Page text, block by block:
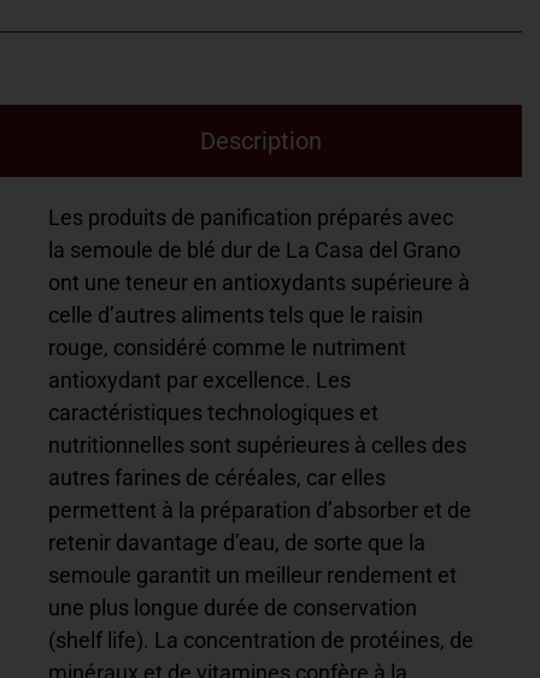
Description
Les produits de panification préparés avec
la semoule de blé dur de La Casa del Grano
ont une teneur en antioxydants supérieure à
celle d’autres aliments tels que le raisin
rouge, considéré comme le nutriment
antioxydant par excellence. Les
caractéristiques technologiques et
nutritionnelles sont supérieures à celles des
autres farines de céréales, car elles
permettent à la préparation d’absorber et de
retenir davantage d’eau, de sorte que la
semoule garantit un meilleur rendement et
une plus longue durée de conservation
(shelf life). La concentration de protéines, de
minéraux et de vitamines confère à la